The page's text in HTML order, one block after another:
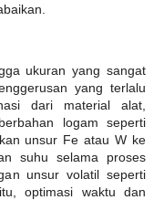
ukuran yang sangat
yang terlalu
dari material alat,
logam seperti
unsur Fe atau W ke
suhu selama proses
unsur volatil seperti
optimasi waktu dan